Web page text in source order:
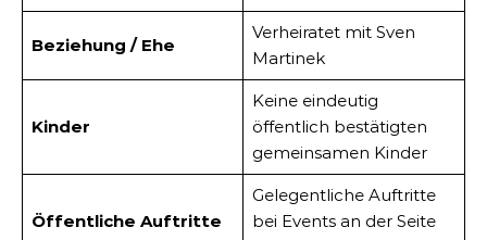
Beziehung / Ehe
Verheiratet mit Sven
Martinek
Kinder
Keine eindeutig
öffentlich bestätigten
gemeinsamen Kinder
Öffentliche Auftritte
Gelegentliche Auftritte
bei Events an der Seite